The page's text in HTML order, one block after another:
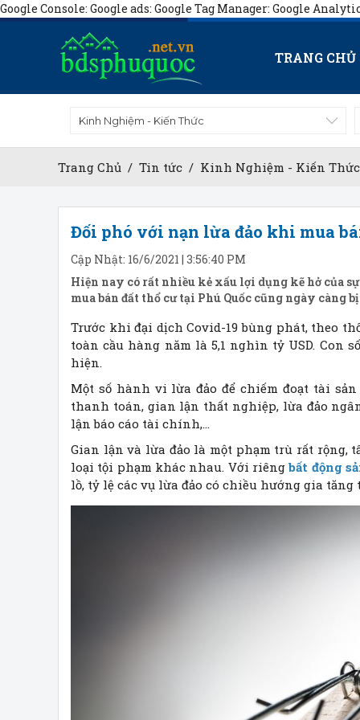
Google Console: Google ads: Google Tag Manager: Google
TRANG CHỦ
Kinh Nghiệm - Kiến Thức
Trang Chủ / Tin tức / Kinh Nghiệm - Kiến Thức
Đối phó với nạn lừa đảo khi mua
Cập Nhật: 16/6/2021 | 3:56:40 PM
Hiện nay có rất nhiều kẻ xấu lợi dụng kẽ hở của
mua bán đất thổ cư tại Phú Quốc cũng ngày càng
Trước khi đại dịch Covid-19 bùng phát, theo
toàn cầu hàng năm là 5,1 nghìn tỷ USD. Con
hiện.
Một số hành vi lừa đảo để chiếm đoạt tài
thanh toán, gian lận thất nghiệp, lừa đảo
lận báo cáo tài chính,…
Gian lận và lừa đảo là một phạm trù rất rộng,
loại tội phạm khác nhau. Với riêngbất động
lồ, tỷ lệ các vụ lừa đảo có chiều hướng gia